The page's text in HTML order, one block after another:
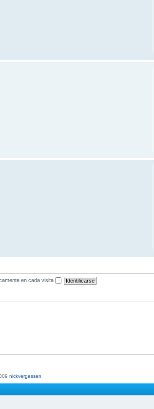
en cada visita
nickvergessen